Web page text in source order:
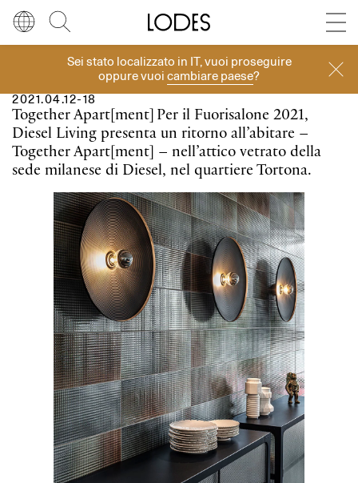
Sei stato localizzato in IT, vuoi proseguire
oppure vuoicambiare paese?
LinguaItaliano
Italiano
English
Deutsch
Español
Русский
简体中文
RegioneEuropa
Europa
Resto del mondo
Store locator Press room
Diesel Living with Lodes
Diesel Living With Lodes
2021.04.12-18
Together Apart[ment] Per il Fuorisalone 2021,
Diesel Living presenta un ritorno all’abitare –
Together Apart[ment] – nell’attico vetrato della
sede milanese di Diesel, nel quartiere Tortona.